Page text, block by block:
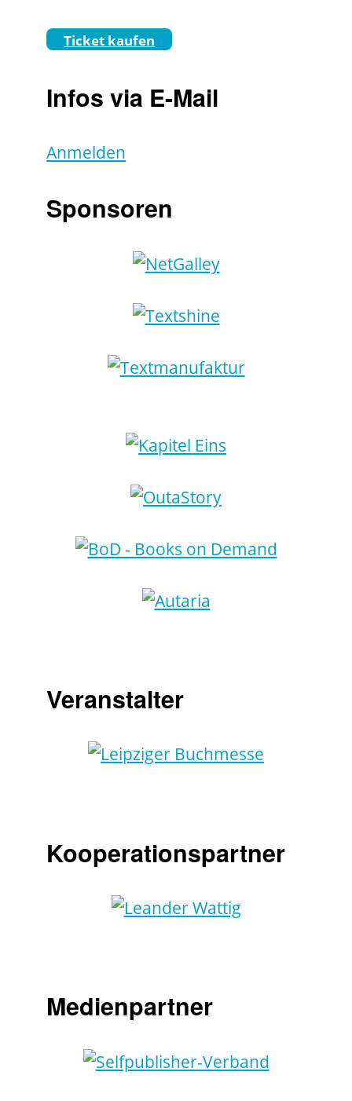
Ticket kaufen
Infos via E-Mail
Anmelden
Sponsoren
Veranstalter
Kooperationspartner
Medienpartner